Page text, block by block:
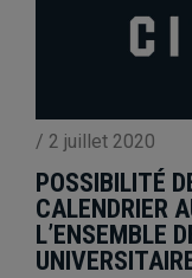
/ 2 juillet 2020
POSSIBILITÉ
CALENDRIER
L’ENSEMBLE